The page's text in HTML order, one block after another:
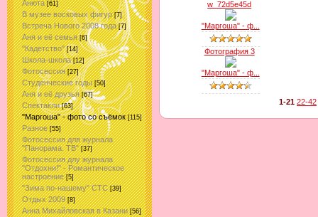
Анюта [61]
В музее восковых фигур [7]
Встреча Нового 2008 года [7]
Аня и её семья [6]
"Кадетство" [14]
Школа-школа [12]
Фотосессия [27]
Студенческие годы [50]
Аня и её друзья [67]
Спектакли [63]
"Маргоша" - фото со съёмок [115]
Разное [55]
Фотосессия для журнала
"Панорама. ТВ" [37]
Фотосессия длу журнала
"Отдохни!" - Романтическое
настроение [5]
"Зима по-нашему" СТС [39]
Отдых 2009 [8]
Анна Михайловская в Казани [56]
w_72d5e45d
"Маргоша" - ф...
Фотография 3
"Маргоша" - ф...
1-21 22-42